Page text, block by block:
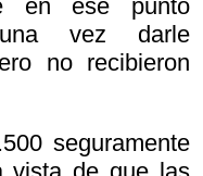
en ese punto
vez darle
no recibieron
seguramente